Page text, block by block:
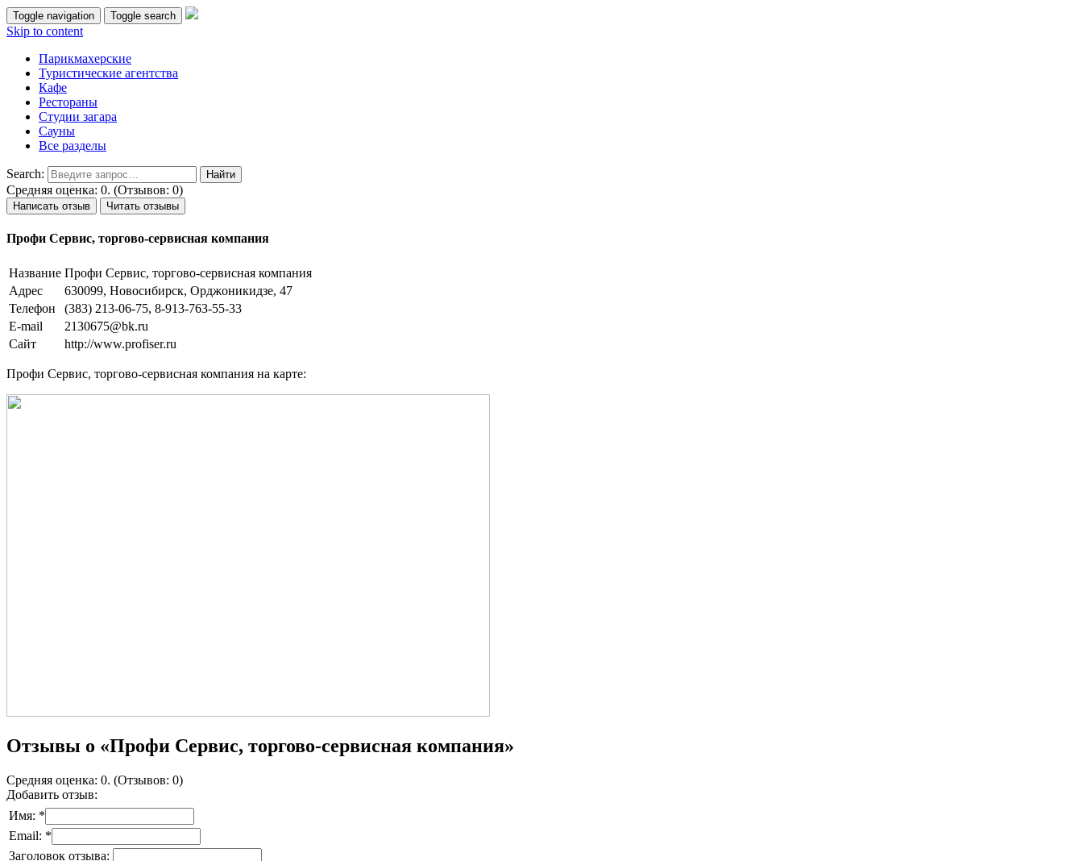
Toggle navigation Toggle search
Skip to content
Парикмахерские
Туристические агентства
Кафе
Рестораны
Студии загара
Сауны
Все разделы
Search:
Средняя оценка: 0. (Отзывов: 0)
Написать отзыв Читать отзывы
Профи Сервис, торгово-сервисная компания
Название Профи Сервис, торгово-сервисная компания
Адрес
630099, Новосибирск, Орджоникидзе, 47
Телефон
(383) 213-06-75, 8-913-763-55-33
E-mail
2130675@bk.ru
Сайт
http://www.profiser.ru
Профи Сервис, торгово-сервисная компания на карте:
Отзывы о «Профи Сервис, торгово-сервисная компания»
Средняя оценка: 0. (Отзывов: 0)
Добавить отзыв:
Имя: *
Email: *
Заголовок отзыва: